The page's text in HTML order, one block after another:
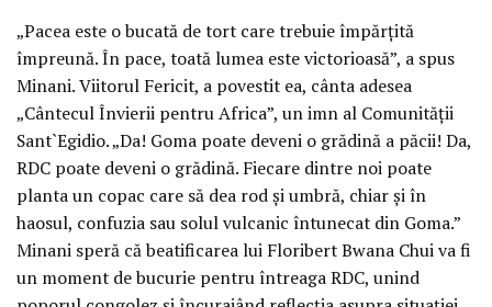
„Pacea este o bucată de tort care trebuie împărțită
împreună. În pace, toată lumea este victorioasă”, a spus
Minani. Viitorul Fericit, a povestit ea, cânta adesea
„Cântecul Învierii pentru Africa”, un imn al Comunității
Sant`Egidio. „Da! Goma poate deveni o grădină a păcii! Da,
RDC poate deveni o grădină. Fiecare dintre noi poate
planta un copac care să dea rod și umbră, chiar și în
haosul, confuzia sau solul vulcanic întunecat din Goma.”
Minani speră că beatificarea lui Floribert Bwana Chui va fi
un moment de bucurie pentru întreaga RDC, unind